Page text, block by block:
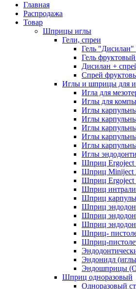
Главная
Распродажа
Товар
Шприцы иглы
Гели, спреи
Гель "Дисилан"
Гель
Дисилан +
Спрей
Иглы и шприцы для
Игла для
Иглы для
Иглы
Иглы
Иглы
Иглы
Иглы
Иглы
Шприц Ergoject
Шприц Miniject
Шприц Ergoject
Шприц
Шприц
Шприц
Шприц
Шприц
Шприц-
Шприц-
Эндонидл
Эндошприцы
Шприц одноразовый
Одноразовый